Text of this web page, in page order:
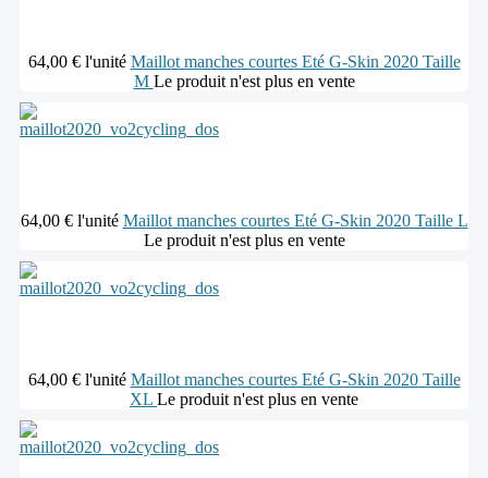
64,00 € l'unité Maillot manches courtes Eté G-Skin 2020 Taille
M Le produit n'est plus en vente
64,00 € l'unité Maillot manches courtes Eté G-Skin 2020 Taille L
Le produit n'est plus en vente
64,00 € l'unité Maillot manches courtes Eté G-Skin 2020 Taille
XL Le produit n'est plus en vente